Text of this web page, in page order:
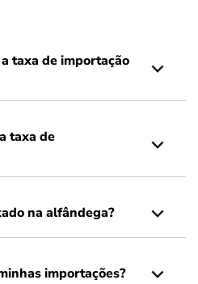
taxa de importação
taxa de
na alfândega?
importações?